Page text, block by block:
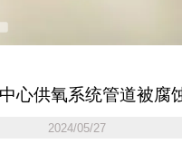
心供氧系统管道被腐
2024/05/27